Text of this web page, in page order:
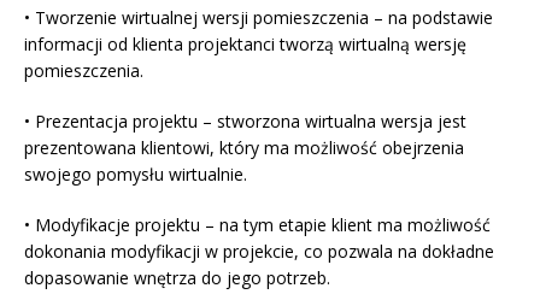
• Tworzenie wirtualnej wersji pomieszczenia – na podstawie
informacji od klienta projektanci tworzą wirtualną wersję
pomieszczenia.
• Prezentacja projektu – stworzona wirtualna wersja jest
prezentowana klientowi, który ma możliwość obejrzenia
swojego pomysłu wirtualnie.
• Modyfikacje projektu – na tym etapie klient ma możliwość
dokonania modyfikacji w projekcie, co pozwala na dokładne
dopasowanie wnętrza do jego potrzeb.